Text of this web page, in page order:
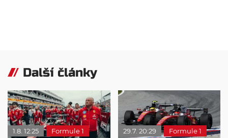
Další články
1.8. 12:25 Formule 1 29.7. 20:29 Formule 1